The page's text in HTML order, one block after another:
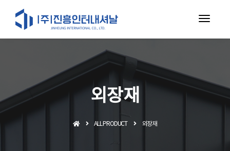
외장재
ALL PRODUCT 외장재